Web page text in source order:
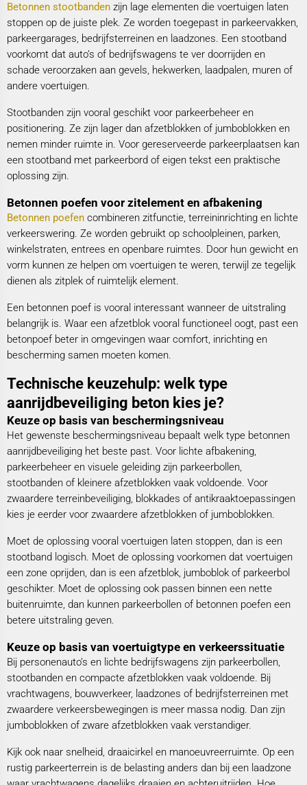
Betonnen stootbandenzijn lage elementen die voertuigen laten
stoppen op de juiste plek. Ze worden toegepast in parkeervakken,
parkeergarages, bedrijfsterreinen en laadzones. Een stootband
voorkomt dat auto’s of bedrijfswagens te ver doorrijden en
schade veroorzaken aan gevels, hekwerken, laadpalen, muren of
andere voertuigen.
Stootbanden zijn vooral geschikt voor parkeerbeheer en
positionering. Ze zijn lager dan afzetblokken of jumboblokken en
nemen minder ruimte in. Voor gereserveerde parkeerplaatsen kan
een stootband met parkeerbord of eigen tekst een praktische
oplossing zijn.
Betonnen poefen voor zitelement en afbakening
Betonnen poefencombineren zitfunctie, terreininrichting en lichte
verkeerswering. Ze worden gebruikt op schoolpleinen, parken,
winkelstraten, entrees en openbare ruimtes. Door hun gewicht en
vorm kunnen ze helpen om voertuigen te weren, terwijl ze tegelijk
dienen als zitplek of ruimtelijk element.
Een betonnen poef is vooral interessant wanneer de uitstraling
belangrijk is. Waar een afzetblok vooral functioneel oogt, past een
betonpoef beter in omgevingen waar comfort, inrichting en
bescherming samen moeten komen.
Technische keuzehulp: welk type
aanrijdbeveiliging beton kies je?
Keuze op basis van beschermingsniveau
Het gewenste beschermingsniveau bepaalt welk type betonnen
aanrijdbeveiliging het beste past. Voor lichte afbakening,
parkeerbeheer en visuele geleiding zijn parkeerbollen,
stootbanden of kleinere afzetblokken vaak voldoende. Voor
zwaardere terreinbeveiliging, blokkades of antikraaktoepassingen
kies je eerder voor zwaardere afzetblokken of jumboblokken.
Moet de oplossing vooral voertuigen laten stoppen, dan is een
stootband logisch. Moet de oplossing voorkomen dat voertuigen
een zone oprijden, dan is een afzetblok, jumboblok of parkeerbol
geschikter. Moet de oplossing ook passen binnen een nette
buitenruimte, dan kunnen parkeerbollen of betonnen poefen een
betere uitstraling geven.
Keuze op basis van voertuigtype en verkeerssituatie
Bij personenauto’s en lichte bedrijfswagens zijn parkeerbollen,
stootbanden en compacte afzetblokken vaak voldoende. Bij
vrachtwagens, bouwverkeer, laadzones of bedrijfsterreinen met
zwaardere verkeersbewegingen is meer massa nodig. Dan zijn
jumboblokken of zware afzetblokken vaak verstandiger.
Kijk ook naar snelheid, draaicirkel en manoeuvreerruimte. Op een
rustig parkeerterrein is de belasting anders dan bij een laadzone